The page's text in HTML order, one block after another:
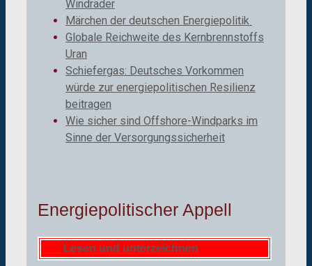
Windräder
Märchen der deutschen Energiepolitik
Globale Reichweite des Kernbrennstoffs
Uran
Schiefergas: Deutsches Vorkommen
würde zur energiepolitischen Resilienz
beitragen
Wie sicher sind Offshore-Windparks im
Sinne der Versorgungssicherheit
Energiepolitischer Appell
Lesen und unterzeichnen